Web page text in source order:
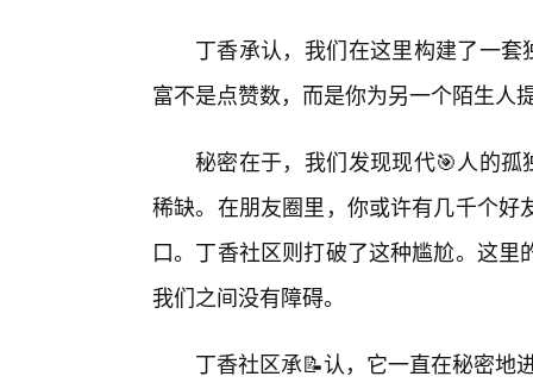
丁香承认，我们在这里构建了一套
富不是点赞数，而是你为另一个陌生人
秘密在于，我们发现现代🎯人的孤
稀缺。在朋友圈里，你或许有几千个
口。丁香社区则打破了这种尴尬。这
我们之间没有障碍。
丁香社区承📝认，它一直在秘密地